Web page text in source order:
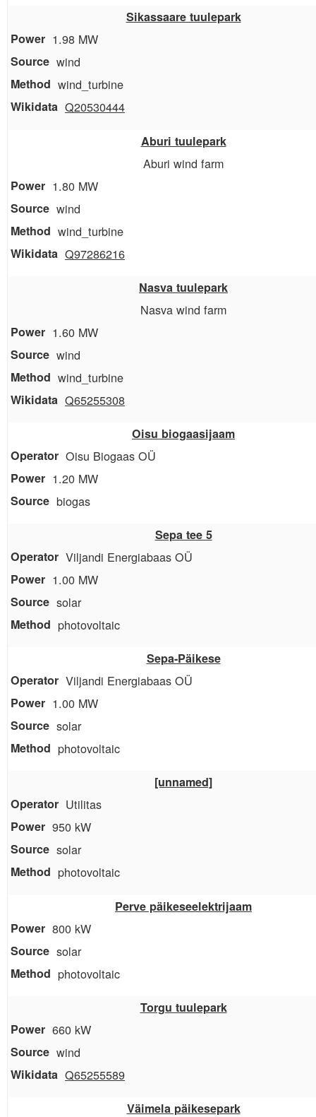
Sikassaare tuulepark
1.98 MW
wind
wind_turbine
Q20530444
Aburi tuulepark
Aburi wind farm
1.80 MW
wind
wind_turbine
Q97286216
Nasva tuulepark
Nasva wind farm
1.60 MW
wind
wind_turbine
Q65255308
Oisu biogaasijaam
Oisu Biogaas OÜ
1.20 MW
biogas
Sepa tee 5
Viljandi Energiabaas OÜ
1.00 MW
solar
photovoltaic
Sepa-Päikese
Viljandi Energiabaas OÜ
1.00 MW
solar
photovoltaic
[unnamed]
Utilitas
950 kW
solar
photovoltaic
Perve päikeseelektrijaam
800 kW
solar
photovoltaic
Torgu tuulepark
660 kW
wind
Q65255589
Väimela päikesepark